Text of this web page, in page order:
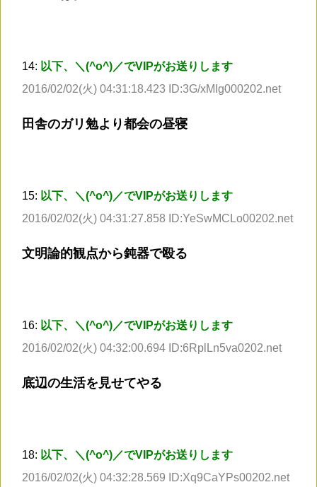
14: 以下、＼(^o^)／でVIPがお送りします
2016/02/02(火) 04:31:18.423 ID:3G/xMIg000202.net
田舎のガリ勉より都会の昼寝
15: 以下、＼(^o^)／でVIPがお送りします
2016/02/02(火) 04:31:27.858 ID:YeSwMCLo00202.net
文明論的観点から鈍器で殴る
16: 以下、＼(^o^)／でVIPがお送りします
2016/02/02(火) 04:32:00.694 ID:6RplLn5va0202.net
底辺の生活を見せてやる
18: 以下、＼(^o^)／でVIPがお送りします
2016/02/02(火) 04:32:28.569 ID:Xq9CaYPs00202.net